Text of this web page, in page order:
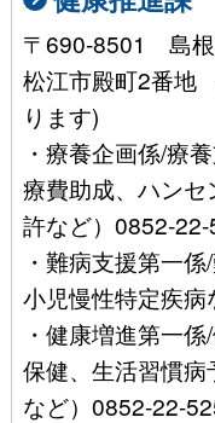
〒690-8501 島根
松江市殿町2番地
ります)
・療養企画係/療
療費助成、ハン
許など）0852-
・難病支援第一
小児慢性特定疾
・健康増進第一
保健、生活習慣
など）0852-22-